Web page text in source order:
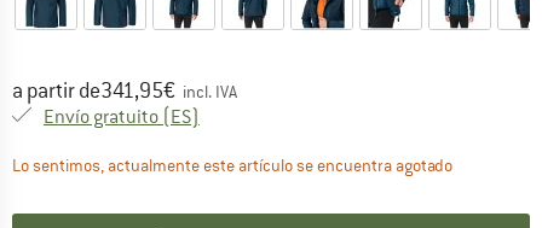
Precio:
a partir de341,95€ incl. IVA
Envío gratuito (ES)
Lo sentimos, actualmente este artículo se encuentra agotadoEl enlace